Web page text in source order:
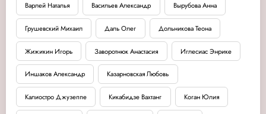
Варлей Наталья Васильев Александр Вырубова Анна
Грушевский Михаил Даль Олег Дольникова Теона
Жижикин Игорь Заворотнюк Анастасия Иглесиас Энрике
Иншаков Александр Казарновская Любовь
Калиостро Джузеппе Кикабидзе Вахтанг Коган Юлия